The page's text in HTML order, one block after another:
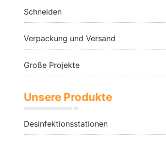
Schneiden
Verpackung und Versand
Große Projekte
Unsere Produkte
Desinfektionsstationen